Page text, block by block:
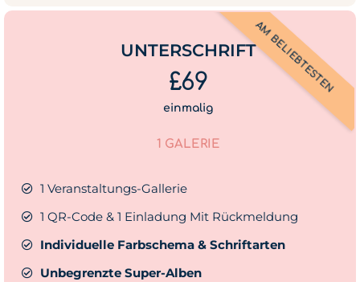
AM BELIEBTESTEN
UNTERSCHRIFT
£69
einmalig
1 GALERIE
1 Veranstaltungs-Gallerie
1 QR-Code & 1 Einladung Mit Rückmeldung
Individuelle Farbschema & Schriftarten
Unbegrenzte Super-Alben